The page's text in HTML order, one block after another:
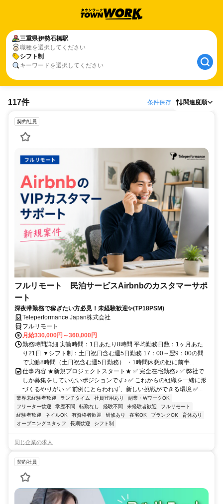
三重県伊勢石橋駅
職種を選択してください
シフト制
キーワードを選択してください
117件 条件保存 関連度順
契約社員
フルリモート 民泊サービスAirbnbのカスタマーサポ
ート
深夜帯勤務で稼ぎたい方必見！未経験歓迎✨(TP18PSM)
Teleperformance Japan株式会社
フルリモート
月給330,000円～360,000円
勤務時間詳細 実働時間：1日あたり8時間 平均勤務日数：1ヶ月あた
り21日 ▼シフト制：土日祝日含む週5日勤務 17：00～翌9：00の間
で実働8時間（土日祝含む週5日勤務） ・1時間休憩の他に前半...
仕事内容 ★新規プロジェクトスタート★ ✅ 完全在宅勤務♪ ✅ 弊社で
しか募集をしていないポジションです♪ ✅ これからの組織を一緒に形
づくるやりがい ✅ 前例にとらわれず、新しい挑戦ができる環境 ✅...
業界未経験者歓迎 ランチタイム 社員登用あり
副業・WワークOK
フリーター歓迎
学歴不問 転勤なし 経験不問 未経験者歓迎
フルリモート
経験者歓迎
ネイルOK 有資格者歓迎 研修あり 在宅OK ブランクOK
育休あり
オープニングスタッフ
長期歓迎 シフト制
同じ企業の求人
契約社員